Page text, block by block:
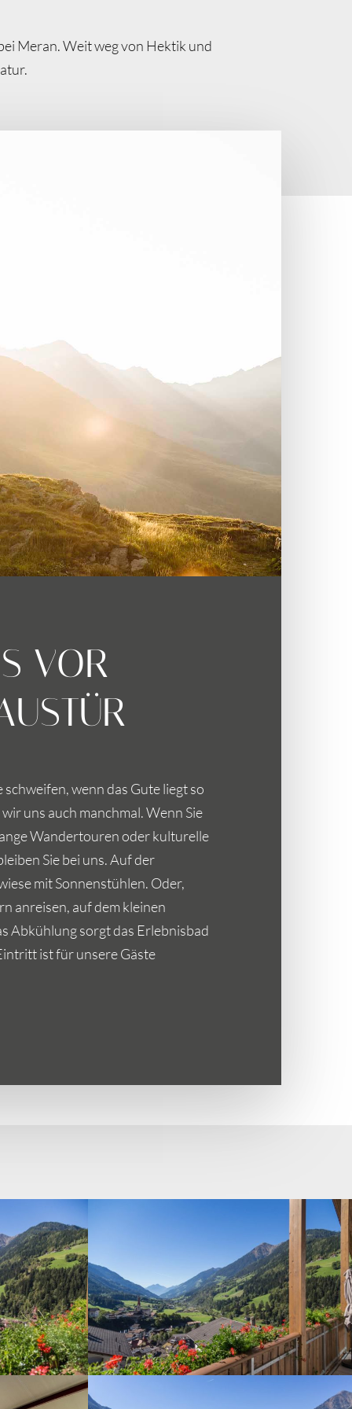
Meran. Weit weg von Hektik und
VOR
schweifen, wenn das Gute liegt so
uns auch manchmal. Wenn Sie
Wandertouren oder kulturelle
Sie bei uns. Auf der
mit Sonnenstühlen. Oder,
anreisen, auf dem kleinen
Abkühlung sorgt das Erlebnisbad
ist für unsere Gäste
Gasthof_Peter-
-035
Gasthof_Peter-